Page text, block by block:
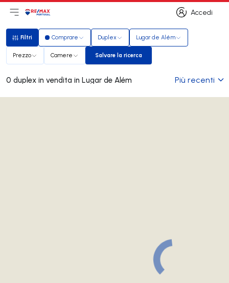
Accedi
Accedi
Apri il menu principale
LogoVai alla homepage
Filtri
Filtri Comprare Duplex Lugar de Além
Prezzo Camere Salvare la ricerca
Salvare la ricerca
0 duplex in vendita in Lugar de Além Più recenti